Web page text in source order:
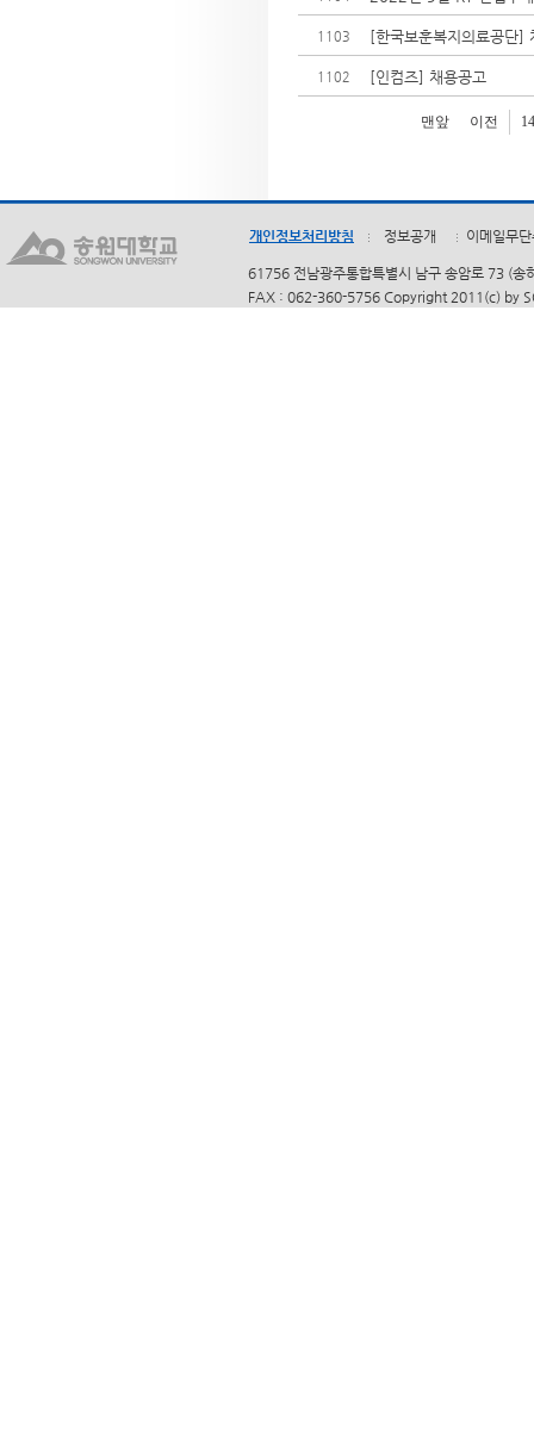
1103 [한국보훈복지의료공단]
1102 [인컴즈] 채용공고
맨앞 이전
개인정보처리방침 정보공개 이메일무
61756 전남광주통합특별시 남구 송암로 73 (
FAX : 062-360-5756 Copyright 2011(c) by